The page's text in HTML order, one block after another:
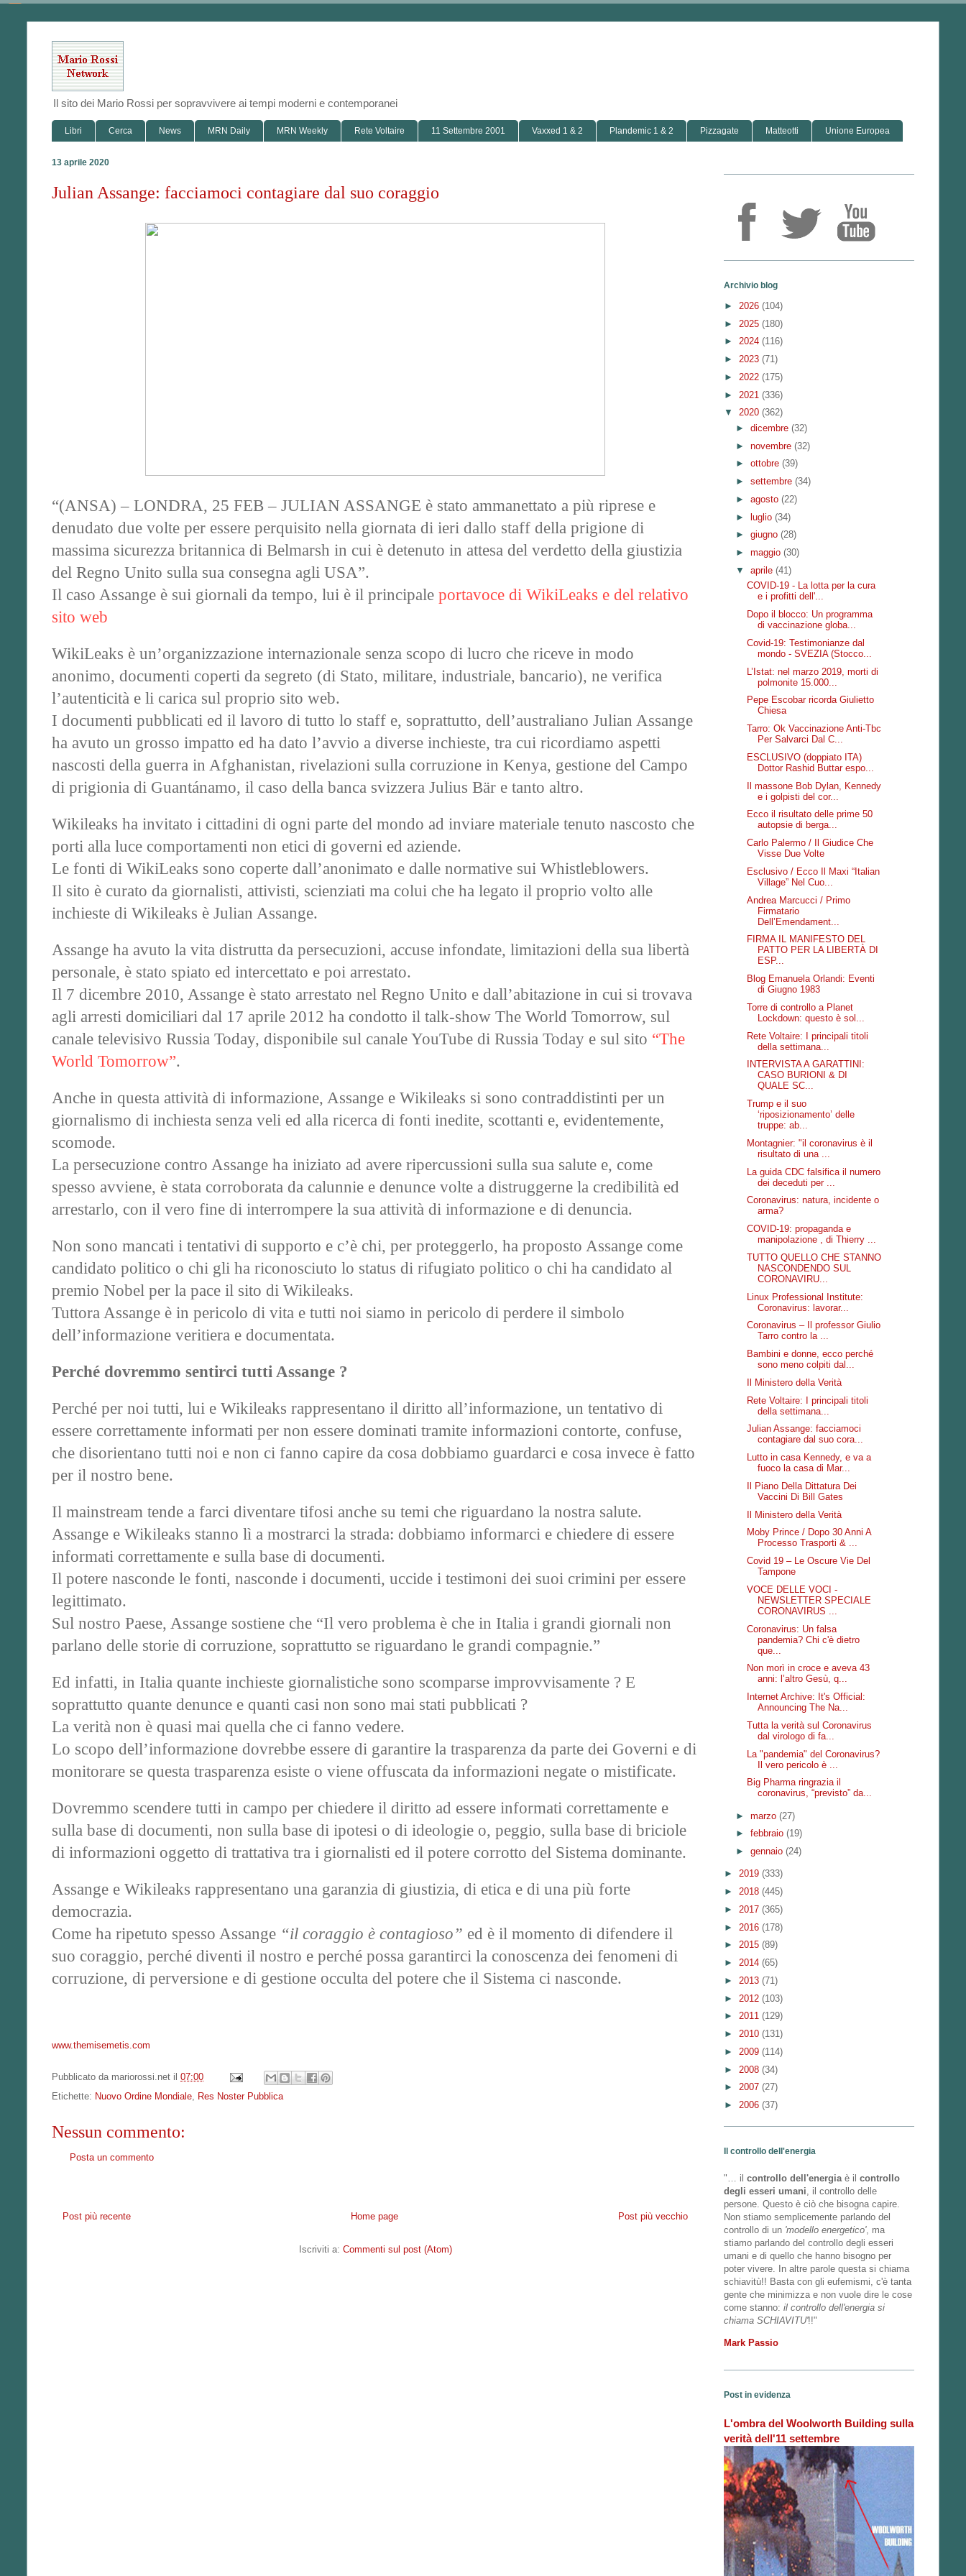
Il sito dei Mario Rossi per sopravvivere ai tempi moderni e contemporanei
Libri Cerca News MRN Daily MRN Weekly Rete Voltaire 11 Settembre 2001 Vaxxed 1 & 2 Plandemic 1 & 2 Pizzagate Matteotti Unione Europea
13 aprile 2020
Julian Assange: facciamoci contagiare dal suo coraggio
“(ANSA) – LONDRA, 25 FEB – JULIAN ASSANGE è stato ammanettato a più riprese e
denudato due volte per essere perquisito nella giornata di ieri dallo staff della prigione di
massima sicurezza britannica di Belmarsh in cui è detenuto in attesa del verdetto della giustizia
del Regno Unito sulla sua consegna agli USA”.
Il caso Assange è sui giornali da tempo, lui è il principale portavoce di WikiLeaks e del relativo
sito web
WikiLeaks è un’organizzazione internazionale senza scopo di lucro che riceve in modo
anonimo, documenti coperti da segreto (di Stato, militare, industriale, bancario), ne verifica
l’autenticità e li carica sul proprio sito web.
I documenti pubblicati ed il lavoro di tutto lo staff e, soprattutto, dell’australiano Julian Assange
ha avuto un grosso impatto ed ha dato l’avvio a diverse inchieste, tra cui ricordiamo aspetti
nascosti della guerra in Afghanistan, rivelazioni sulla corruzione in Kenya, gestione del Campo
di prigionia di Guantánamo, il caso della banca svizzera Julius Bär e tanto altro.
Wikileaks ha invitato i cittadini di ogni parte del mondo ad inviare materiale tenuto nascosto che
porti alla luce comportamenti non etici di governi ed aziende.
Le fonti di WikiLeaks sono coperte dall’anonimato e dalle normative sui Whistleblowers.
Il sito è curato da giornalisti, attivisti, scienziati ma colui che ha legato il proprio volto alle
inchieste di Wikileaks è Julian Assange.
Assange ha avuto la vita distrutta da persecuzioni, accuse infondate, limitazioni della sua libertà
personale, è stato spiato ed intercettato e poi arrestato.
Il 7 dicembre 2010, Assange è stato arrestato nel Regno Unito e dall’abitazione in cui si trovava
agli arresti domiciliari dal 17 aprile 2012 ha condotto il talk-show The World Tomorrow, sul
canale televisivo Russia Today, disponibile sul canale YouTube di Russia Today e sul sito “The
World Tomorrow”.
Anche in questa attività di informazione, Assange e Wikileaks si sono contraddistinti per un
giornalismo di inchiesta senza veli ed alla ricerca di fonti inedite, scottanti e, evidentemente,
scomode.
La persecuzione contro Assange ha iniziato ad avere ripercussioni sulla sua salute e, come
spesso avviene, è stata corroborata da calunnie e denunce volte a distruggerne la credibilità ed
arrestarlo, con il vero fine di interrompere la sua attività di informazione e di denuncia.
Non sono mancati i tentativi di supporto e c’è chi, per proteggerlo, ha proposto Assange come
candidato politico o chi gli ha riconosciuto lo status di rifugiato politico o chi ha candidato al
premio Nobel per la pace il sito di Wikileaks.
Tuttora Assange è in pericolo di vita e tutti noi siamo in pericolo di perdere il simbolo
dell’informazione veritiera e documentata.
Perché dovremmo sentirci tutti Assange ?
Perché per noi tutti, lui e Wikileaks rappresentano il diritto all’informazione, un tentativo di
essere correttamente informati per non essere dominati tramite informazioni contorte, confuse,
che disorientano tutti noi e non ci fanno capire da cosa dobbiamo guardarci e cosa invece è fatto
per il nostro bene.
Il mainstream tende a farci diventare tifosi anche su temi che riguardano la nostra salute.
Assange e Wikileaks stanno lì a mostrarci la strada: dobbiamo informarci e chiedere di essere
informati correttamente e sulla base di documenti.
Il potere nasconde le fonti, nasconde i documenti, uccide i testimoni dei suoi crimini per essere
legittimato.
Sul nostro Paese, Assange sostiene che “Il vero problema è che in Italia i grandi giornali non
parlano delle storie di corruzione, soprattutto se riguardano le grandi compagnie.”
Ed infatti, in Italia quante inchieste giornalistiche sono scomparse improvvisamente ? E
soprattutto quante denunce e quanti casi non sono mai stati pubblicati ?
La verità non è quasi mai quella che ci fanno vedere.
Lo scopo dell’informazione dovrebbe essere di garantire la trasparenza da parte dei Governi e di
monitorare se questa trasparenza esiste o viene offuscata da informazioni negate o mistificate.
Dovremmo scendere tutti in campo per chiedere il diritto ad essere informati correttamente e
sulla base di documenti, non sulla base di ipotesi o di ideologie o, peggio, sulla base di briciole
di informazioni oggetto di trattativa tra i giornalisti ed il potere corrotto del Sistema dominante.
Assange e Wikileaks rappresentano una garanzia di giustizia, di etica e di una più forte
democrazia.
Come ha ripetuto spesso Assange “il coraggio è contagioso” ed è il momento di difendere il
suo coraggio, perché diventi il nostro e perché possa garantirci la conoscenza dei fenomeni di
corruzione, di perversione e di gestione occulta del potere che il Sistema ci nasconde.
www.themisemetis.com
Pubblicato da mariorossi.net il 07:00
Etichette: Nuovo Ordine Mondiale Res Noster Pubblica
Nessun commento:
Posta un commento
Post più recente Post più vecchio
Home page
Iscriviti a: Commenti sul post (Atom)
Archivio blog
► 2026 (104)
► 2025 (180)
► 2024 (116)
► 2023 (71)
► 2022 (175)
► 2021 (336)
▼ 2020 (362)
► dicembre (32)
► novembre (32)
► ottobre (39)
► settembre (34)
► agosto (22)
► luglio (34)
► giugno (28)
► maggio (30)
▼ aprile (41)
COVID-19 - La lotta per la cura
e i profitti dell'...
Dopo il blocco: Un programma
di vaccinazione globa...
Covid-19: Testimonianze dal
mondo - SVEZIA (Stocco...
L’Istat: nel marzo 2019, morti di
polmonite 15.000...
Pepe Escobar ricorda Giulietto
Chiesa
Tarro: Ok Vaccinazione Anti-Tbc
Per Salvarci Dal C...
ESCLUSIVO (doppiato ITA)
Dottor Rashid Buttar espo...
Il massone Bob Dylan, Kennedy
e i golpisti del cor...
Ecco il risultato delle prime 50
autopsie di berga...
Carlo Palermo / Il Giudice Che
Visse Due Volte
Esclusivo / Ecco Il Maxi “Italian
Village” Nel Cuo...
Andrea Marcucci / Primo
Firmatario
Dell’Emendament...
FIRMA IL MANIFESTO DEL
PATTO PER LA LIBERTÀ DI
ESP...
Blog Emanuela Orlandi: Eventi
di Giugno 1983
Torre di controllo a Planet
Lockdown: questo è sol...
Rete Voltaire: I principali titoli
della settimana...
INTERVISTA A GARATTINI:
CASO BURIONI & DI
QUALE SC...
Trump e il suo
‘riposizionamento’ delle
truppe: ab...
Montagnier: "il coronavirus è il
risultato di una ...
La guida CDC falsifica il numero
dei deceduti per ...
Coronavirus: natura, incidente o
arma?
COVID-19: propaganda e
manipolazione , di Thierry ...
TUTTO QUELLO CHE STANNO
NASCONDENDO SUL
CORONAVIRU...
Linux Professional Institute:
Coronavirus: lavorar...
Coronavirus – Il professor Giulio
Tarro contro la ...
Bambini e donne, ecco perché
sono meno colpiti dal...
Il Ministero della Verità
Rete Voltaire: I principali titoli
della settimana...
Julian Assange: facciamoci
contagiare dal suo cora...
Lutto in casa Kennedy, e va a
fuoco la casa di Mar...
Il Piano Della Dittatura Dei
Vaccini Di Bill Gates
Il Ministero della Verità
Moby Prince / Dopo 30 Anni A
Processo Trasporti & ...
Covid 19 – Le Oscure Vie Del
Tampone
VOCE DELLE VOCI -
NEWSLETTER SPECIALE
CORONAVIRUS ...
Coronavirus: Un falsa
pandemia? Chi c'è dietro
que...
Non morì in croce e aveva 43
anni: l’altro Gesù, q...
Internet Archive: It's Official:
Announcing The Na...
Tutta la verità sul Coronavirus
dal virologo di fa...
La "pandemia" del Coronavirus?
Il vero pericolo è ...
Big Pharma ringrazia il
coronavirus, “previsto” da...
► marzo (27)
► febbraio (19)
► gennaio (24)
► 2019 (333)
► 2018 (445)
► 2017 (365)
► 2016 (178)
► 2015 (89)
► 2014 (65)
► 2013 (71)
► 2012 (103)
► 2011 (129)
► 2010 (131)
► 2009 (114)
► 2008 (34)
► 2007 (27)
► 2006 (37)
Il controllo dell'energia
"… il controllo dell'energia è il controllo
degli esseri umani , il controllo delle
persone. Questo è ciò che bisogna capire.
Non stiamo semplicemente parlando del
controllo di un 'modello energetico', ma
stiamo parlando del controllo degli esseri
umani e di quello che hanno bisogno per
poter vivere. In altre parole questa si chiama
schiavitù!! Basta con gli eufemismi, c'è tanta
gente che minimizza e non vuole dire le cose
come stanno: il controllo dell'energia si
chiama SCHIAVITU'!!"
Mark Passio
Post in evidenza
L'ombra del Woolworth Building sulla
verità dell'11 settembre